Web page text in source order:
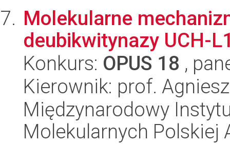
Molekularne
deubikwitynazy UCH-
Konkurs: OPUS 18 ,
Kierownik: prof.
Międzynarodowy
Molekularnych Polskiej